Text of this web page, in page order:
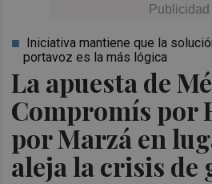
La apuesta de
Compromís por
por Marzá en
aleja la crisis de
Iniciativa mantiene que la
portavoz es la más lógica